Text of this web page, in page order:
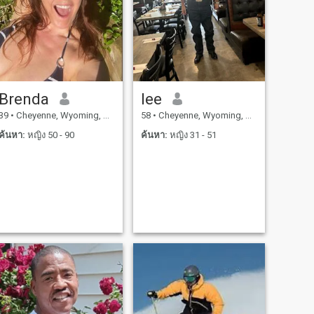
• Cheyenne, Wyoming, สหรัฐอเมริกา
นหา: หญิง 50 - 90
lee
58 • Cheyenne, Wyoming, สหรัฐอเมริกา
ค้นหา: หญิง 31 - 51